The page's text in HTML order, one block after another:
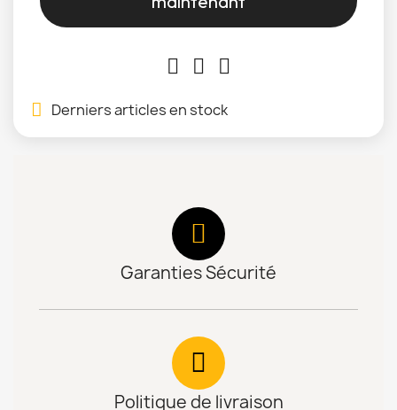
Derniers articles en stock
Garanties Sécurité
Politique de livraison